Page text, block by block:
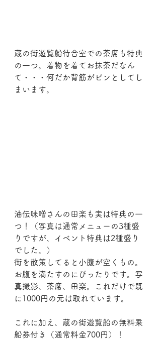
蔵の街遊覧船待合室での茶席も特典
の一つ。着物を着てお抹茶だなん
て・・・何だか背筋がピンとしてし
まいます。
油伝味噌さんの田楽も実は特典の一
つ！（写真は通常メニューの3種盛
りですが、イベント特典は2種盛り
でした。）
街を散策してると小腹が空くもの。
お腹を満たすのにぴったりです。写
真撮影、茶席、田楽。これだけで既
に1000円の元は取れています。
これに加え、蔵の街遊覧船の無料乗
船券付き（通常料金700円）！